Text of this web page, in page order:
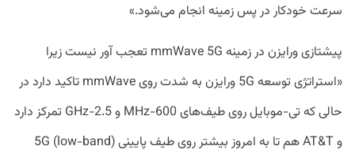
سرعت خودکار در پس زمینه انجام می‌شود.»
پیشتازی ورایزن در زمینه mmWave 5G تعجب آور نیست زیرا
«استراتژی توسعه 5G ورایزن به شدت روی mmWave تاکید دارد در
حالی که تی-موبایل روی طیف‌های 600-MHz و 2.5-GHz تمرکز دارد
و AT&T هم تا به امروز بیشتر روی طیف پایینی (low-band) 5G